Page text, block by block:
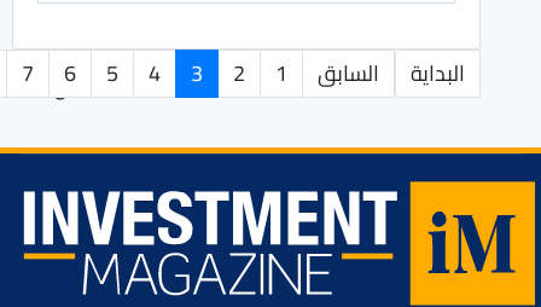
الصفحة 3 من 381 البداية السابق 1
2
3
4
5
6
7